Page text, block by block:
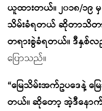
ယူထားတယ်။ ၂၀၁၈/၁
သိမ်းခံရတယ် ဆိုတာသိတာ
တရားစွဲခံရတယ်။ ဒီနှစ်
ပြောသည်။
“မြေသိမ်းအက်ဥပဒေနဲ့ မ
တယ်။ ဆိုတော့ အဲ့ဒီနောက်